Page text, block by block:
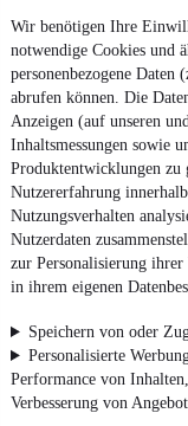
Wir benötigen Ihre
notwendige Cookies und
personenbezogene
abrufen können. Die
Anzeigen (auf unseren
Inhaltsmessungen sowie
Produktentwicklungen zu
Nutzererfahrung innerhalb
Nutzungsverhalten
Nutzerdaten
zur Personalisierung
in ihrem eigenen
Speichern von oder
Personalisierte
Performance von
Verbesserung von
Datenschutz
Erklärung zur
Report Security
VonAudi